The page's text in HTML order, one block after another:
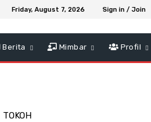
Friday, August 7, 2026 Sign in / Join
Berita Mimbar Profil
TOKOH